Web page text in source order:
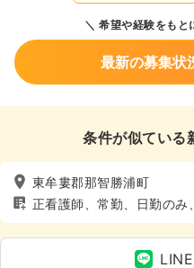
希望や経験をもと
最新の募集状
条件が似ている
東牟婁郡那智勝浦町
正看護師、常勤、日勤のみ